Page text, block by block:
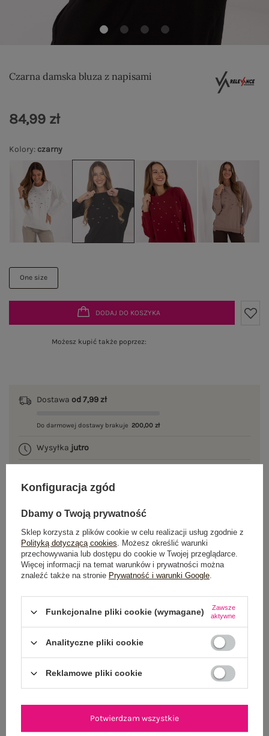
Czarna damska bluza z napisami
Kolory: czarny
One size
84,99 zł
DODAJ DO KOSZYKA
Możesz kupić także poprzez:
Dostawa od 7,99 zł
Do darmowej dostawy brakuje 200,00 zł
Wysyłka jutro
GŁÓWNE PARAMETRY
WYSYŁKA I DOSTAWA
ZWROTY I REKLAMACJE
OSTATNIO OGLĄDANE
Zobacz wszystko
Konfiguracja zgód
Dbamy o Twoją prywatność
Sklep korzysta z plików cookie w celu realizacji usług zgodnie z
Polityką dotyczącą cookies. Możesz określić warunki
przechowywania lub dostępu do cookie w Twojej przeglądarce.
Więcej informacji na temat warunków i prywatności można
znaleźć także na stronie Prywatność i warunki Google.
Funkcjonalne pliki cookie (wymagane)
Zawsze
aktywne
Analityczne pliki cookie
Reklamowe pliki cookie
Potwierdzam wszystkie